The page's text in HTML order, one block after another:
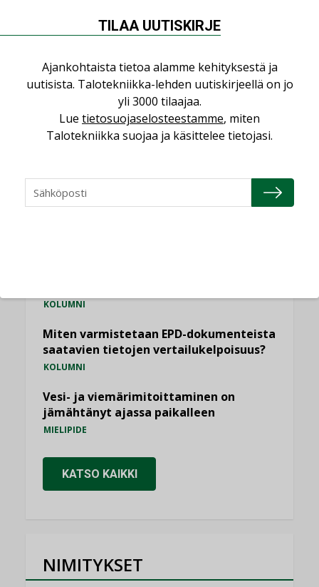
KATSO KAIKKI
NÄKÖKULMIA
käyttöön kiinteistöissä
KOLUMNI
KOLUMNI
Miten varmistetaan EPD-dokumenteista
saatavien tietojen vertailukelpoisuus?
KOLUMNI
Vesi- ja viemärimitoittaminen on
jämähtänyt ajassa paikalleen
MIELIPIDE
KATSO KAIKKI
NIMITYKSET
TILAA UUTISKIRJE
Ajankohtaista tietoa alamme kehityksestä ja
uutisista. Talotekniikka-lehden uutiskirjeellä on jo
yli 3000 tilaajaa.
Lue tietosuojaselosteestamme, miten
Talotekniikka suojaa ja käsittelee tietojasi.